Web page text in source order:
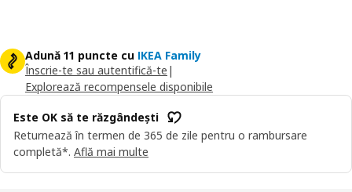
Adună 11 puncte cu IKEA Family
Înscrie-te sau autentifică-te |
Explorează recompensele disponibile
Este OK să te răzgândești
Returnează în termen de 365 de zile pentru o rambursare
completă*. Află mai multe